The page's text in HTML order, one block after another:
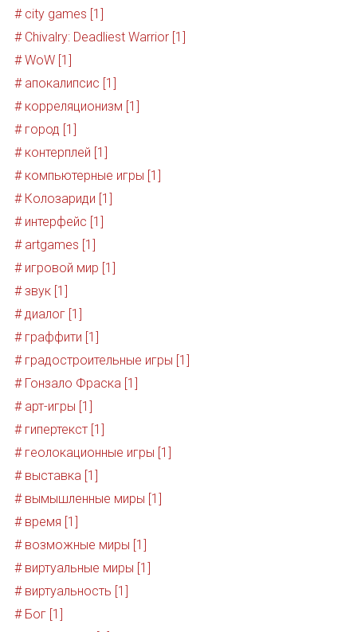
# city games [1]
# Chivalry: Deadliest Warrior [1]
# WoW [1]
# апокалипсис [1]
# корреляционизм [1]
# город [1]
# контерплей [1]
# компьютерные игры [1]
# Колозариди [1]
# интерфейс [1]
# artgames [1]
# игровой мир [1]
# звук [1]
# диалог [1]
# граффити [1]
# градостроительные игры [1]
# Гонзало Фраска [1]
# арт-игры [1]
# гипертекст [1]
# геолокационные игры [1]
# выставка [1]
# вымышленные миры [1]
# время [1]
# возможные миры [1]
# виртуальные миры [1]
# виртуальность [1]
# Бог [1]